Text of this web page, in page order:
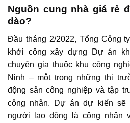
Nguồn cung nhà giá rẻ
dào?
Đầu tháng 2/2022, Tổng Công
khởi công xây dựng Dự án
chuyên gia thuộc khu công
Ninh – một trong những thị
động sản công nghiệp và tập
công nhân. Dự án dự kiến sẽ
người lao động là công nhân